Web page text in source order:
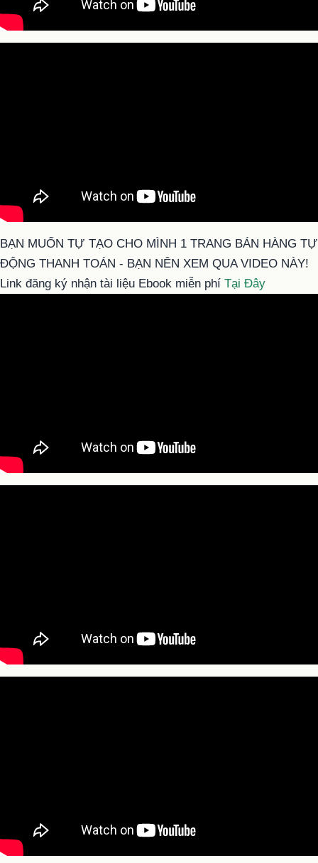
BẠN MUỐN TỰ TẠO CHO MÌNH 1 TRANG BÁN HÀNG TỰ
ĐỘNG THANH TOÁN - BẠN NÊN XEM QUA VIDEO NÀY!
Link đăng ký nhận tài liệu Ebook miễn phí Tại Đây